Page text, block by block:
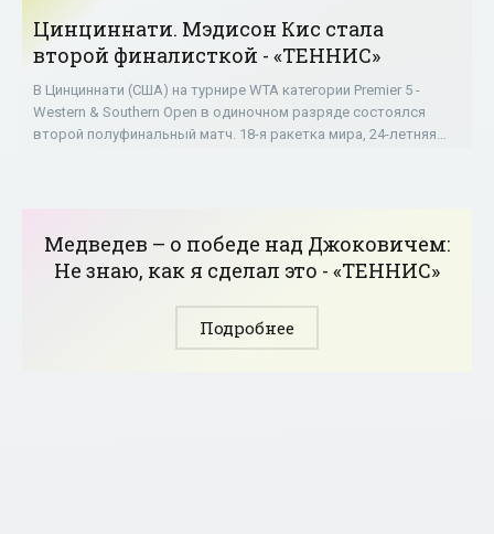
Цинциннати. Мэдисон Кис стала
второй финалисткой - «ТЕННИС»
В Цинциннати (США) на турнире WTA категории Premier 5 -
Western & Southern Open в одиночном разряде состоялся
второй полуфинальный матч. 18-я ракетка мира, 24-летняя
Медведев – о победе над Джоковичем:
Не знаю, как я сделал это - «ТЕННИС»
Подробнее